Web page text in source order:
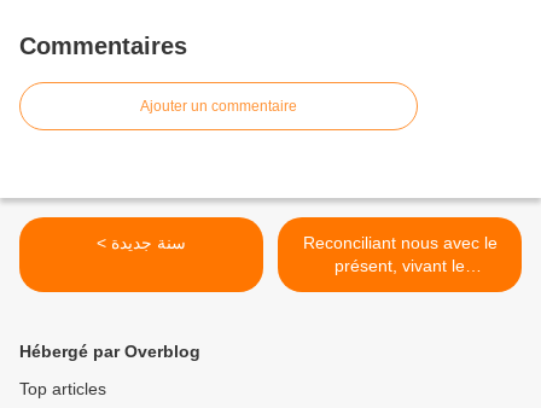
Commentaires
Ajouter un commentaire
< سنة جديدة
Reconciliant nous avec le
présent, vivant le
pleinement, ainsi le future
Hébergé par Overblog
Top articles